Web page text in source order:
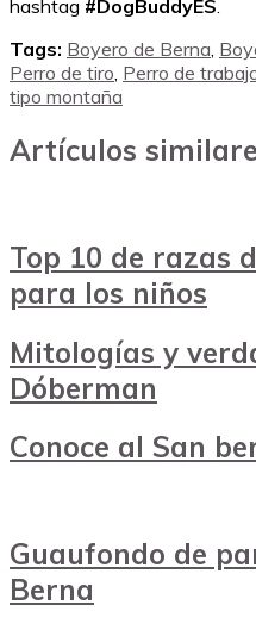
hashtag #DogBuddyES
Tags: Boyero de Berna
Perro de tiro Perro de
tipo montaña
Artículos
Top 10 de razas
para los niños
Mitologías y
Dóberman
Conoce al San
Guaufondo de
Berna